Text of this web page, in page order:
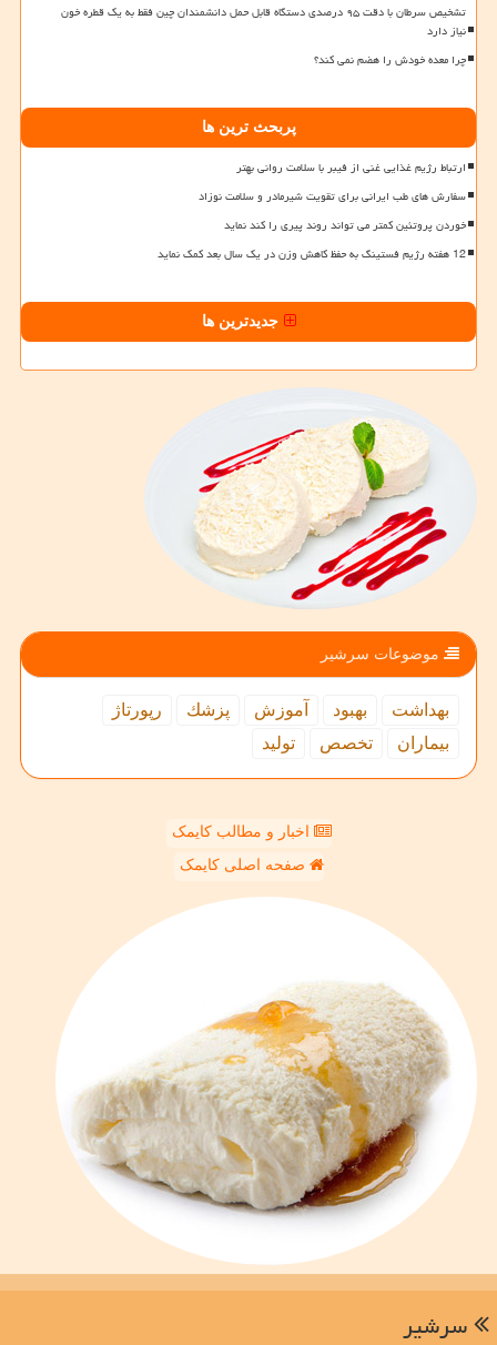
تشخیص سرطان با دقت ۹۵ درصدی دستگاه قابل حمل دانشمندان چین فقط به یک قطره خون
نیاز دارد
چرا معده خودش را هضم نمی کند؟
پربحث ترین ها
ارتباط رژیم غذایی غنی از فیبر با سلامت روانی بهتر
سفارش های طب ایرانی برای تقویت شیرمادر و سلامت نوزاد
خوردن پروتئین کمتر می تواند روند پیری را کند نماید
12 هفته رژیم فستینگ به حفظ کاهش وزن در یک سال بعد کمک نماید
جدیدترین ها
موضوعات سرشیر
بهداشت بهبود آموزش پزشك
رپورتاژ
بیماران
تخصص تولید
اخبار و مطالب کایمک
صفحه اصلی کایمک
سرشیر